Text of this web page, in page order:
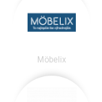
Möbelix